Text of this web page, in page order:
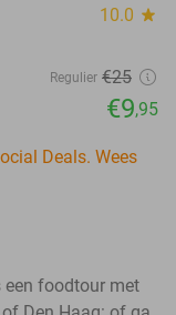
10.0 star
Regulier €25
€9,95
Deals. Wees
een foodtour met